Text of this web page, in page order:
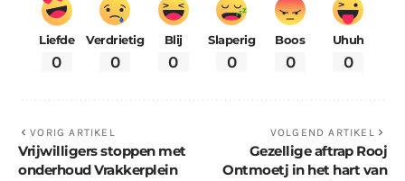
Liefde
0
Verdrietig
0
Blij
0
Slaperig
0
Boos
0
Uhuh
0
VORIG ARTIKEL
Vrijwilligers stoppen met
onderhoud Vrakkerplein
VOLGEND ARTIKEL
Gezellige aftrap Rooj
Ontmoetj in het hart van